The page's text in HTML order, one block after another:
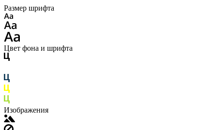
Размер шрифта
Цвет фона и шрифта
Изображения